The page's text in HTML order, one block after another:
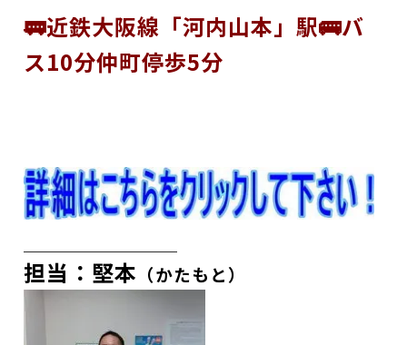
🚃近鉄大阪線「河内山本」駅🚌バ
ス10分仲町停歩5分
担当：堅本 （かたもと）